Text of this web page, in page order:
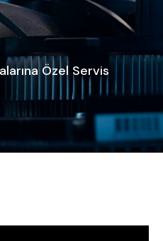
Özel Servis